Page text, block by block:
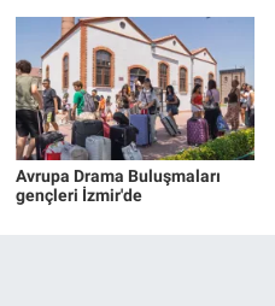
Avrupa Drama Buluşmaları
gençleri İzmir'de